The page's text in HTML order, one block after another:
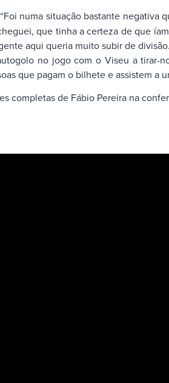
“Foi numa situação bastante negativa
que tinha a certeza de que
aqui queria muito subir de
no jogo com o Viseu a tirar-
que pagam o bilhete e assistem
completas de Fábio Pereira na